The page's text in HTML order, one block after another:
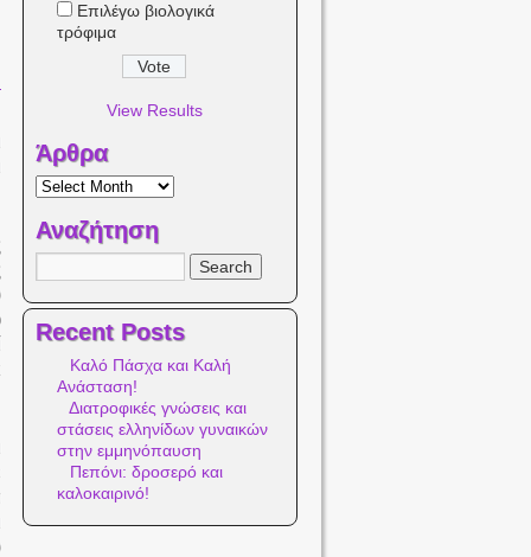
Επιλέγω βιολογικά
τρόφιμα
View Results
Άρθρα
Αναζήτηση
Recent Posts
Καλό Πάσχα και Καλή
Ανάσταση!
Διατροφικές γνώσεις και
στάσεις ελληνίδων γυναικών
στην εμμηνόπαυση
Πεπόνι: δροσερό και
καλοκαιρινό!